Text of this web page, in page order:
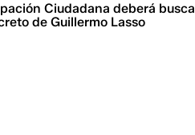
Ciudadana deberá
de Guillermo Lasso